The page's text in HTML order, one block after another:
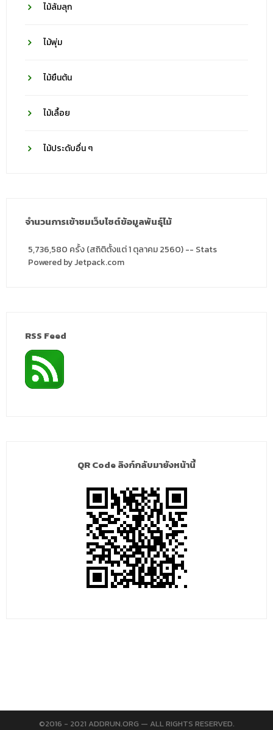
ไม้ล้มลุก
ไม้พุ่ม
ไม้ยืนต้น
ไม้เลื้อย
ไม้ประดับอื่น ๆ
จำนวนการเข้าชมเว็บไซต์ข้อมูลพันธุ์ไม้
5,736,580 ครั้ง (สถิติตั้งแต่ 1 ตุลาคม 2560) -- Stats
Powered by Jetpack.com
RSS Feed
QR Code ลิงก์กลับมายังหน้านี้
©2016 - 2021 ADDRUN.ORG — ALL RIGHTS RESERVED.